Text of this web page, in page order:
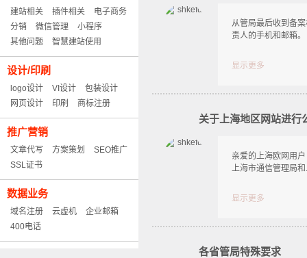
建站相关
插件相关
电子商务
分销
微信管理
小程序
其他问题
智慧建站使用
设计/印刷
logo设计 VI设计
包装设计
网页设计
印刷 商标注册
推广营销
文章代写 方案策划
SEO推广
SSL证书
数据业务
域名注册 云虚机
企业邮箱
400电话
从管局最后收到备
责人的手机和邮箱。
显示更多
关于上海地区网站进行
亲爱的上海欧网用
上海市通信管理局
显示更多
各省管局特殊要求